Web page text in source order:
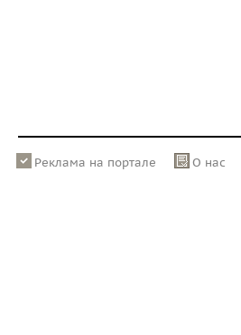
Реклама на портале О нас